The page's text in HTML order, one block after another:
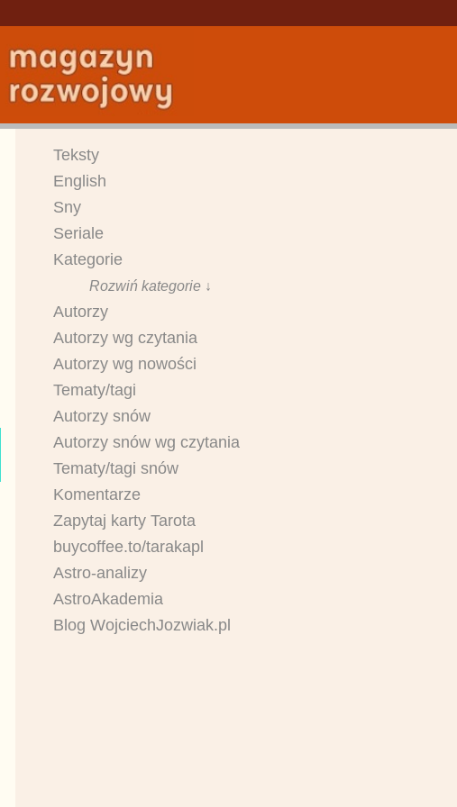
Teksty
English
Sny
Seriale
Kategorie
Rozwiń kategorie ↓
Autorzy
Autorzy wg czytania
Autorzy wg nowości
Tematy/tagi
Autorzy snów
Autorzy snów wg czytania
Tematy/tagi snów
Komentarze
Zapytaj karty Tarota
buycoffee.to/tarakapl
Astro-analizy
AstroAkademia
Blog WojciechJozwiak.pl